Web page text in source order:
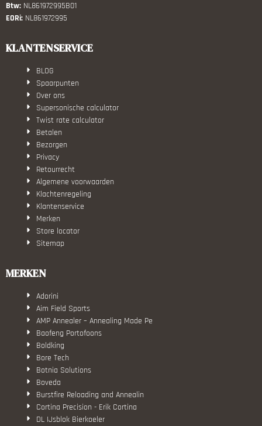
Btw: NL861972995B01
EORi: NL861972995
KLANTENSERVICE
BLOG
Spaarpunten
Over ons
Supersonische calculator
Twist rate calculator
Betalen
Bezorgen
Privacy
Retourrecht
Algemene voorwaarden
Klachtenregeling
Klantenservice
Merken
Store locator
Sitemap
MERKEN
Adorini
Aim Field Sports
AMP Annealer – Annealing Made Pe
Baofeng Portofoons
Boldking
Bore Tech
Botnia Solutions
Boveda
Burstfire Reloading and Annealin
Cortina Precision - Erik Cortina
DL IJsblok Bierkoeler